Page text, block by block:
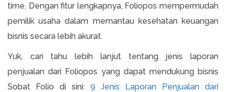
time. Dengan fitur lengkapnya, Foliopos mempermudah
pemilik usaha dalam memantau kesehatan keuangan
bisnis secara lebih akurat.
Yuk, cari tahu lebih lanjut tentang jenis laporan
penjualan dari Foliopos yang dapat mendukung bisnis
Sobat Folio di sini: 9 Jenis Laporan Penjualan dari